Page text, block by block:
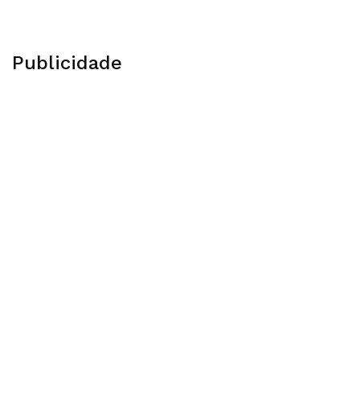
Publicidade